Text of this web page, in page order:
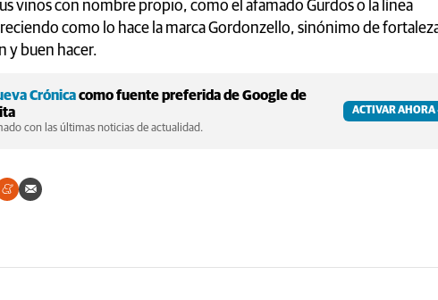
vinos con nombre propio, como el afamado Gurdos o la línea
como lo hace la marca Gordonzello, sinónimo de
y buen hacer.
Crónicacomo fuente preferida de Google de
con las últimas noticias de actualidad.
ACTIVAR AHORA